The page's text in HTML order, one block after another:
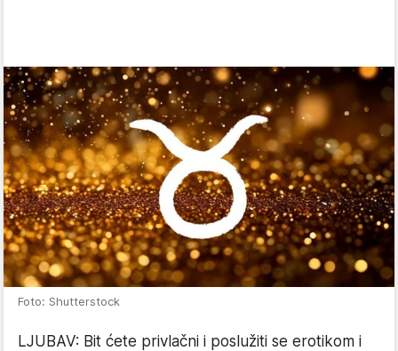
Foto: Shutterstock
LJUBAV: Bit ćete privlačni i poslužiti se erotikom i